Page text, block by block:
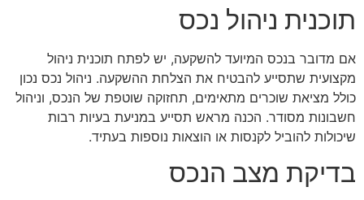
תוכנית ניהול נכס
אם מדובר בנכס המיועד להשקעה, יש לפתח תוכנית ניהול
מקצועית שתסייע להבטיח את הצלחת ההשקעה. ניהול נכס נכון
כולל מציאת שוכרים מתאימים, תחזוקה שוטפת של הנכס, וניהול
חשבונות מסודר. הכנה מראש תסייע במניעת בעיות רבות
שיכולות להוביל לקנסות או הוצאות נוספות בעתיד.
בדיקת מצב הנכס